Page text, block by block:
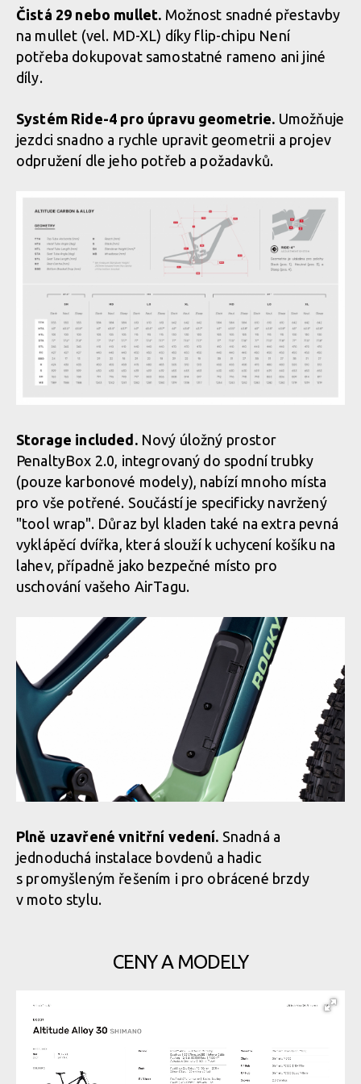
Novinka: Zcela nový Rocky Mountain Altitude - návrat odpružení
LC2R
Čistá 29 nebo mullet. Možnost snadné přestavby
na mullet (vel. MD-XL) díky flip-chipu Není
potřeba dokupovat samostatné rameno ani jiné
díly.
Systém Ride-4 pro úpravu geometrie. Umožňuje
jezdci snadno a rychle upravit geometrii a projev
odpružení dle jeho potřeb a požadavků.
Storage included. Nový úložný prostor
PenaltyBox 2.0, integrovaný do spodní trubky
(pouze karbonové modely), nabízí mnoho místa
pro vše potřené. Součástí je specificky navržený
"tool wrap". Důraz byl kladen také na extra pevná
vyklápěcí dvířka, která slouží k uchycení košíku na
lahev, případně jako bezpečné místo pro
uschování vašeho AirTagu.
Plně uzavřené vnitřní vedení. Snadná a
jednoduchá instalace bovdenů a hadic
s promyšleným řešením i pro obrácené brzdy
v moto stylu.
CENY A MODELY